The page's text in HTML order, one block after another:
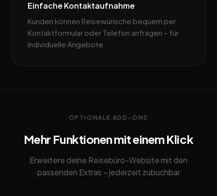
Einfache Kontaktaufnahme
Kunden können Reisewünsche bequem per
Kontaktformular oder Telefon anfragen – für
individuelle Angebote.
OPTIONALE ADD-ONS
Mehr Funktionen mit einem Klick
Erweitere deine Reisebüro-Website mit den
passenden Extras – jederzeit zubuchbar